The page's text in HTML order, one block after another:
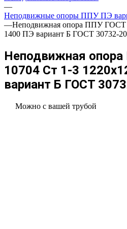
—
Неподвижные опоры ППУ ПЭ
—Неподвижная опора ППУ ГОСТ
1400 ПЭ вариант Б ГОСТ 30732-
Неподвижная
10704 Ст 1-3
вариант Б ГОСТ
Можно с вашей трубой